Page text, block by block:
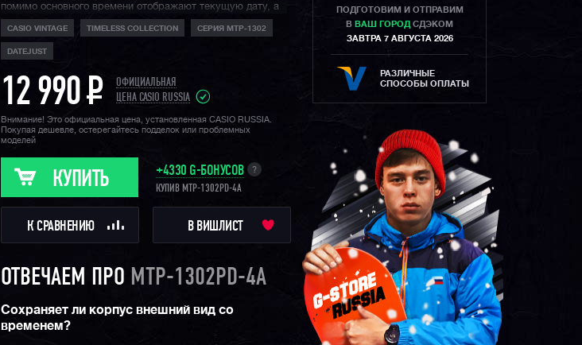
помимо основного времени отображают текущую дату, а
также обладают минимальной влагозащитой от дождя или
брызг.
Напомним, что классическая серия — это аутентичная
дизайном без какого-либо серьезного внутреннего
функционала. Идеально подходит тем, для кого часы не
одним из аксессуаров и частью собственного стиля.
CASIO VINTAGE TIMELESS COLLECTION СЕРИЯ MTP-1302
DATEJUST
12 990P
ОФИЦИАЛЬНАЯ
ЦЕНА CASIO RUSSIA
Внимание! Это официальная цена, установленная CASIO RUSSIA.
Покупая дешевле, остерегайтесь подделок или проблемных
моделей
КУПИТЬ +4330 G-БОНУСОВ
КУПИВ MTP-1302PD-4A
?
К СРАВНЕНИЮ В ВИШЛИСТ
ОТВЕЧАЕМ ПРО MTP-1302PD-4A
Сохраняет ли корпус внешний вид со
временем?
ПОДГОТОВИМ И ОТПРАВИМ
В ВАШ ГОРОД СДЭКОМ
ЗАВТРА 7 АВГУСТА 2026
РАЗЛИЧНЫЕ
СПОСОБЫ ОПЛАТЫ